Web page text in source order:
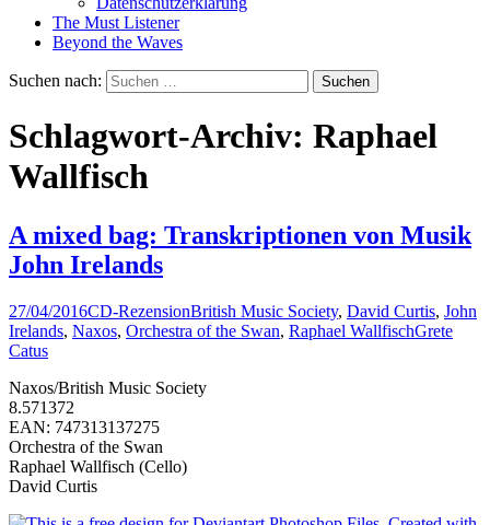
The Must Listener
Beyond the Waves
Suchen nach:
Schlagwort-Archiv: Raphael
Wallfisch
A mixed bag: Transkriptionen von Musik
John Irelands
27/04/2016CD-RezensionBritish Music Society, David Curtis, John
Irelands, Naxos, Orchestra of the Swan, Raphael WallfischGrete
Catus
Naxos/British Music Society
8.571372
EAN: 747313137275
Orchestra of the Swan
Raphael Wallfisch (Cello)
David Curtis